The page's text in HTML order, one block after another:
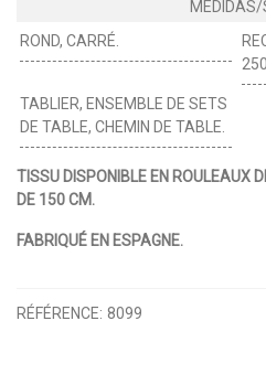
ROND, CARRÉ.
TABLIER, ENSEMBLE DE SETS
DE TABLE, CHEMIN DE TABLE.
TISSU DISPONIBLE EN ROULEAUX
DE 150 CM.
FABRIQUÉ EN ESPAGNE.
RÉFÉRENCE: 8099